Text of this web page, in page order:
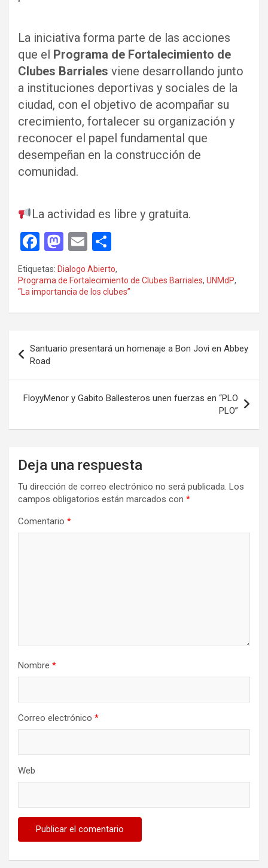
La iniciativa forma parte de las acciones
que el Programa de Fortalecimiento de
Clubes Barriales viene desarrollando junto
a instituciones deportivas y sociales de la
ciudad, con el objetivo de acompañar su
crecimiento, fortalecer su organización y
reconocer el papel fundamental que
desempeñan en la construcción de
comunidad.
La actividad es libre y gratuita.
F
a
ce
b
o
k
M
a
st
o
d
n
E
m
ail m
p
ar
Etiquetas: Dialogo Abierto,
Programa de Fortalecimiento de Clubes Barriales, UNMdP,
“La importancia de los clubes”
de
entradas
Santuario presentará un homenaje a Bon Jovi en Abbey
Road
FloyyMenor y Gabito Ballesteros unen fuerzas en “PLO
PLO”
Deja una respuesta
Tu dirección de correo electrónico no será publicada. Los
campos obligatorios están marcados con *
Comentario *
Nombre *
Correo electrónico *
Web